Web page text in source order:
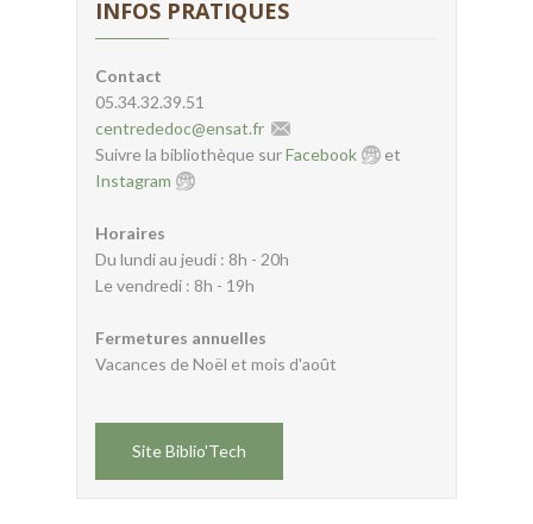
INFOS PRATIQUES
Contact
05.34.32.39.51
centrededoc@ensat.fr
Suivre la bibliothèque surFacebook
et
Instagram
Horaires
Du lundi au jeudi : 8h - 20h
Le vendredi : 8h - 19h
Fermetures annuelles
Vacances de Noël et mois d'août
Site Biblio'Tech